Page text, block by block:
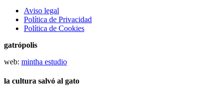
Aviso legal
Política de Privacidad
Política de Cookies
gatrópolis
web: mintha estudio
la cultura salvó al gato